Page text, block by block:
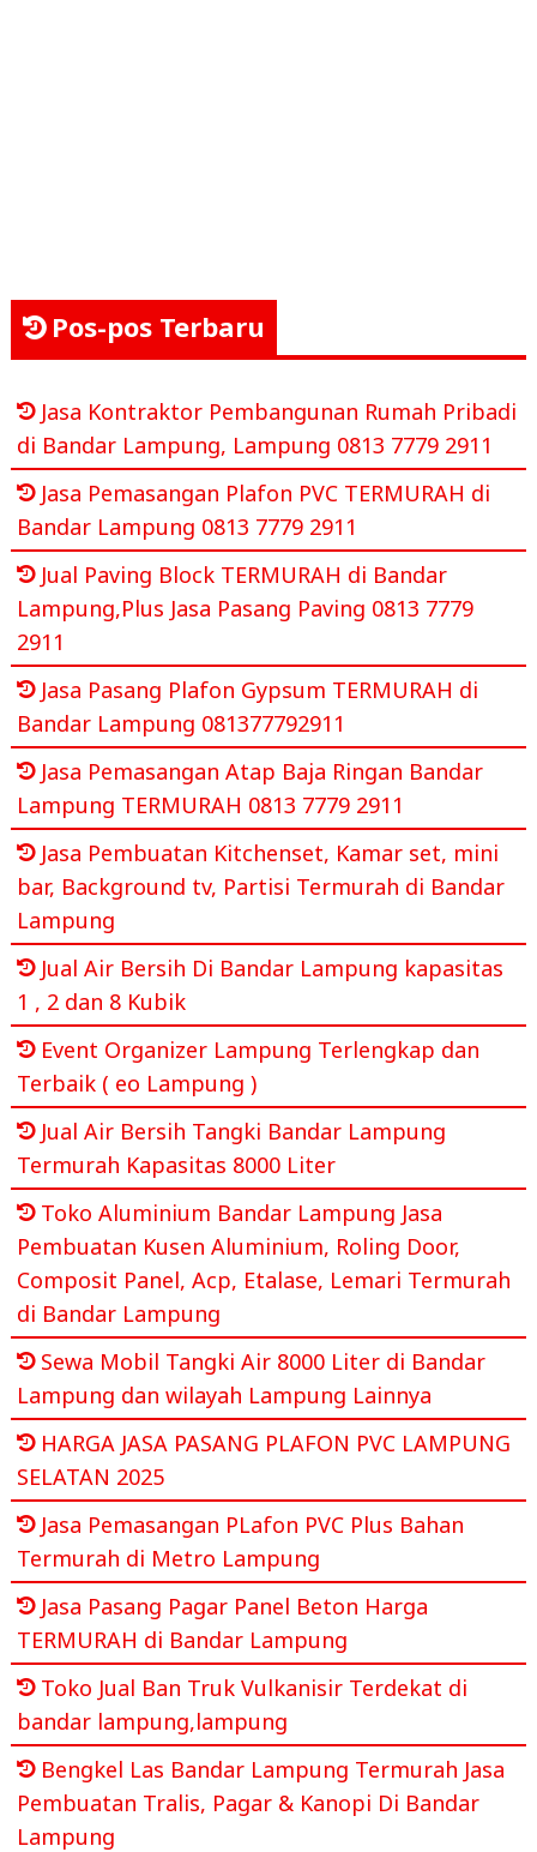
Pos-pos Terbaru
Jasa Kontraktor Pembangunan Rumah Pribadi
di Bandar Lampung, Lampung 0813 7779 2911
Jasa Pemasangan Plafon PVC TERMURAH di
Bandar Lampung 0813 7779 2911
Jual Paving Block TERMURAH di Bandar
Lampung,Plus Jasa Pasang Paving 0813 7779
2911
Jasa Pasang Plafon Gypsum TERMURAH di
Bandar Lampung 081377792911
Jasa Pemasangan Atap Baja Ringan Bandar
Lampung TERMURAH 0813 7779 2911
Jasa Pembuatan Kitchenset, Kamar set, mini
bar, Background tv, Partisi Termurah di Bandar
Lampung
Jual Air Bersih Di Bandar Lampung kapasitas
1 , 2 dan 8 Kubik
Event Organizer Lampung Terlengkap dan
Terbaik ( eo Lampung )
Jual Air Bersih Tangki Bandar Lampung
Termurah Kapasitas 8000 Liter
Toko Aluminium Bandar Lampung Jasa
Pembuatan Kusen Aluminium, Roling Door,
Composit Panel, Acp, Etalase, Lemari Termurah
di Bandar Lampung
Sewa Mobil Tangki Air 8000 Liter di Bandar
Lampung dan wilayah Lampung Lainnya
HARGA JASA PASANG PLAFON PVC LAMPUNG
SELATAN 2025
Jasa Pemasangan PLafon PVC Plus Bahan
Termurah di Metro Lampung
Jasa Pasang Pagar Panel Beton Harga
TERMURAH di Bandar Lampung
Toko Jual Ban Truk Vulkanisir Terdekat di
bandar lampung,lampung
Bengkel Las Bandar Lampung Termurah Jasa
Pembuatan Tralis, Pagar & Kanopi Di Bandar
Lampung